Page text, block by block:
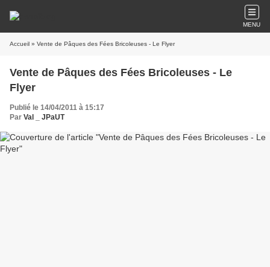
MENU
Accueil » Vente de Pâques des Fées Bricoleuses - Le Flyer
Vente de Pâques des Fées Bricoleuses - Le
Flyer
Publié le 14/04/2011 à 15:17
Par Val _ JPaUT